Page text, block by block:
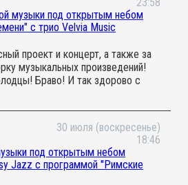
особую атмосферу
остались в полном восторге.
мероприятий проекта
но это представление
оно превзошло наши ожидания.
что детям необходимо
и они идеально
проекту за этот чудесный
23:58
музыки под открытым небом
с трио Velvia Music
проект и концерт, а также за
музыкальных произведений!
Браво! И так здорово с
30 июля (воскресенье)
18:46
под открытым небом
Jazz с программой "Римские